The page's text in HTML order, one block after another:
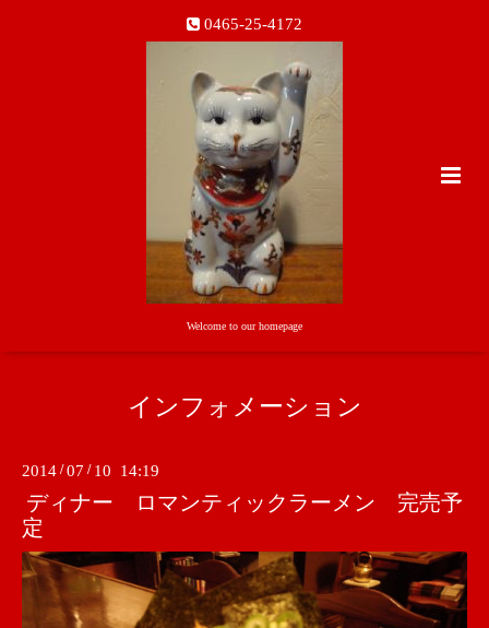
0465-25-4172
Welcome to our homepage
インフォメーション
2014 /07 / 10 14:19
ディナー ロマンティックラーメン 完売予
定